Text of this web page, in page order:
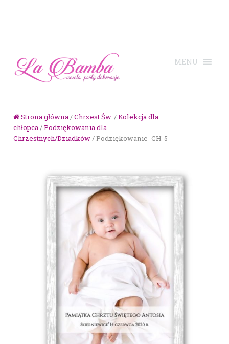
Strona główna/Chrzest Św. /Kolekcja dla
chłopca/Podziękowania dla
Chrzestnych/Dziadków/ Podziękowanie_CH-5